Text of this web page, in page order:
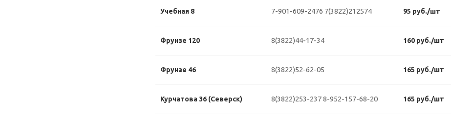
Учебная 8 7-901-609-2476 7(3822)212574 95 руб./шт
Фрунзе 120 8(3822)44-17-34 160 руб./шт
Фрунзе 46 8(3822)52-62-05 165 руб./шт
Курчатова 36 (Северск) 8(3822)253-2378-952-157-68-20 165 руб./шт